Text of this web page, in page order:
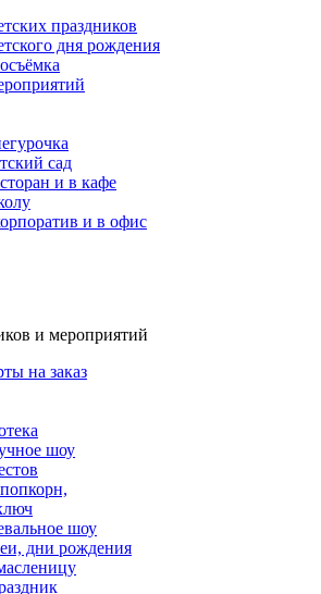
праздников
дня рождения
сад
и в кафе
и в офис
и мероприятий
на заказ
шоу
шоу
дни рождения